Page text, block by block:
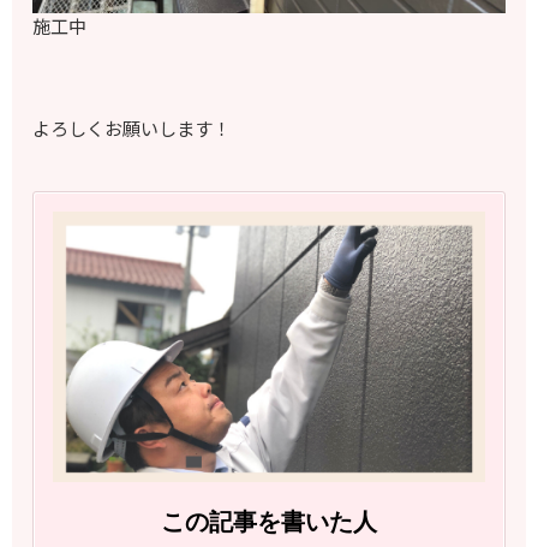
施工中
よろしくお願いします！
この記事を書いた人